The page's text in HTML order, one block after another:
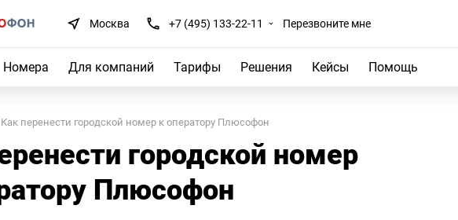
Москва +7 (495) 133-22-11 Перезвоните мне
Номера Для компаний Тарифы Решения Кейсы Помощь
Как перенести городской номер к оператору Плюсофон
городской номер
Плюсофон